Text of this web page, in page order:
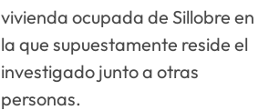
vivienda ocupada de Sillobre en
la que supuestamente reside el
investigado junto a otras
personas.